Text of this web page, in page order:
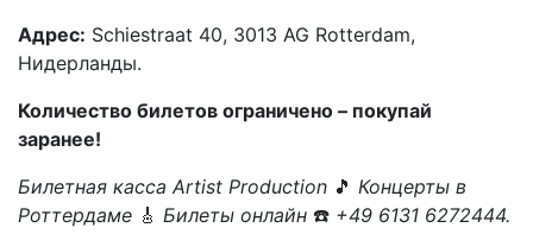
Адрес: Schiestraat 40, 3013 AG Rotterdam,
Нидерланды.
Количество билетов ограничено – покупай
заранее!
Билетная касса Artist Production 🎵 Концерты в
Роттердаме 🎸 Билеты онлайн ☎️ +49 6131 6272444.